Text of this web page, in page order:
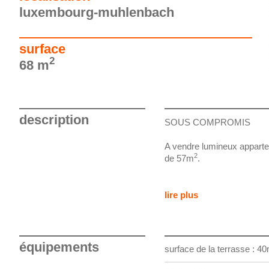
luxembourg-muhlenbach
surface
68 m2
description SOUS COMPROMIS
A vendre lumineux
de 57m2.
au spacieux séjour avec
dans la buanderie
lire plus
équipements surface de la terrasse :